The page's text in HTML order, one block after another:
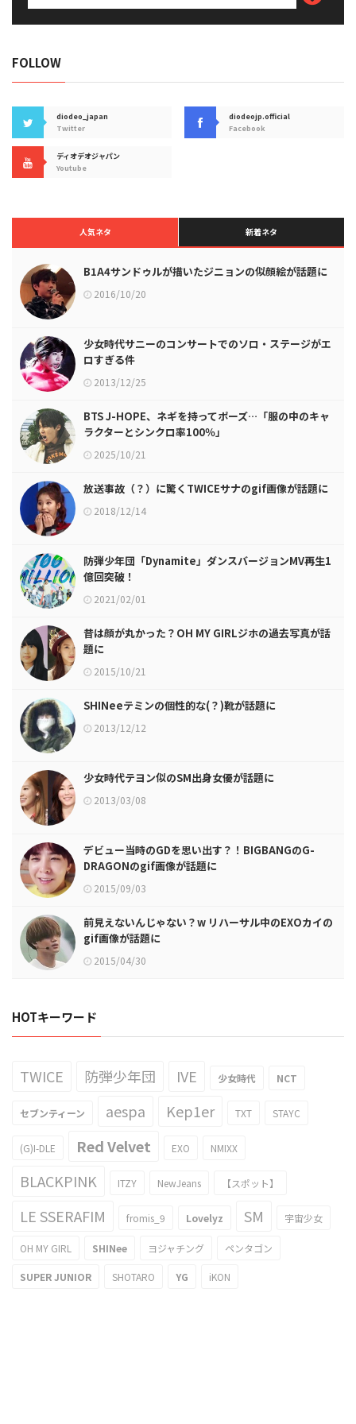
FOLLOW
diodeo_japan
Twitter
diodeojp.official
Facebook
ディオデオジャパン
Youtube
人気ネタ 新着ネタ
B1A4サンドゥルが描いたジニョンの似顔絵が話題に
2016/10/20
少女時代サニーのコンサートでのソロ・ステージがエ
ロすぎる件
2013/12/25
BTS J-HOPE、ネギを持ってポーズ…「服の中のキャ
ラクターとシンクロ率100％」
2025/10/21
放送事故（？）に驚くTWICEサナのgif画像が話題に
2018/12/14
防弾少年団「Dynamite」ダンスバージョンMV再生1
億回突破！
2021/02/01
昔は顔が丸かった？OH MY GIRLジホの過去写真が話
題に
2015/10/21
SHINeeテミンの個性的な(？)靴が話題に
2013/12/12
少女時代テヨン似のSM出身女優が話題に
2013/03/08
デビュー当時のGDを思い出す？！BIGBANGのG-
DRAGONのgif画像が話題に
2015/09/03
前見えないんじゃない？w リハーサル中のEXOカイの
gif画像が話題に
2015/04/30
HOTキーワード
TWICE 防弾少年団 IVE 少女時代 NCT
セブンティーン aespa Kep1er TXT STAYC
(G)I-DLE Red Velvet EXO NMIXX
BLACKPINK ITZY NewJeans 【スポット】
LE SSERAFIM fromis_9 Lovelyz SM 宇宙少女
OH MY GIRL SHINee ヨジャチング ペンタゴン
SUPER JUNIOR SHOTARO YG iKON